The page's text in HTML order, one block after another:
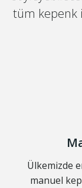
tüm kepenk
Ülkemizde
manuel